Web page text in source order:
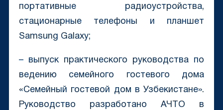
портативные радиоустройства,
стационарные телефоны и планшет
Samsung Galaxy;
– выпуск практического руководства по
ведению семейного гостевого дома
«Семейный гостевой дом в Узбекистане».
Руководство разработано АЧТО в